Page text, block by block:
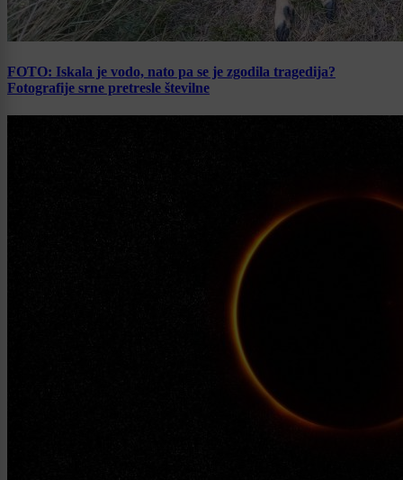
FOTO: Iskala je vodo, nato pa se je zgodila tragedija?
Fotografije srne pretresle številne